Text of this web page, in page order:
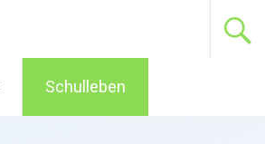
Schulleben